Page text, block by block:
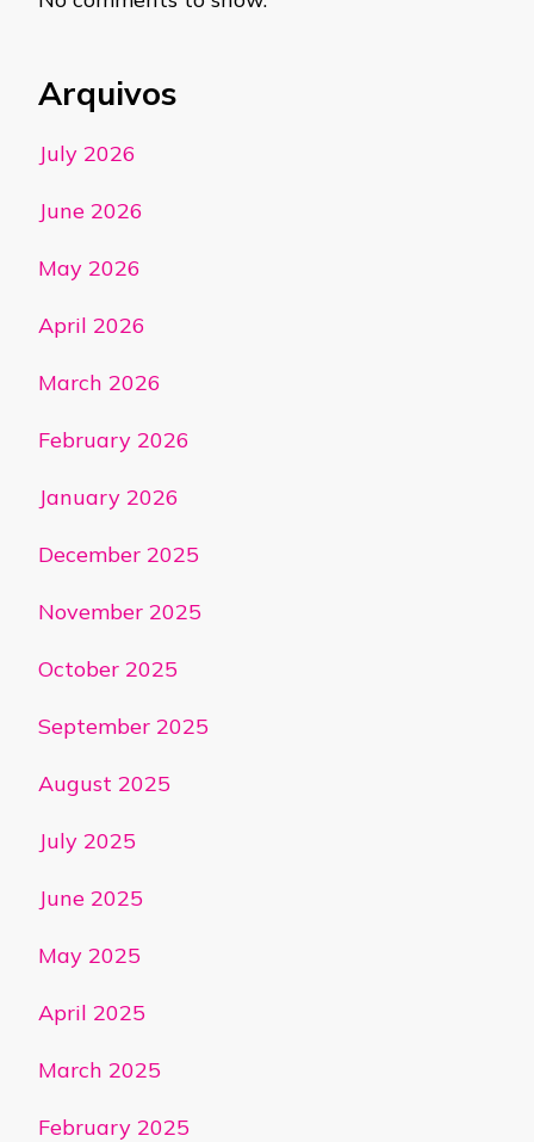
Arquivos
July 2026
June 2026
May 2026
April 2026
March 2026
February 2026
January 2026
December 2025
November 2025
October 2025
September 2025
August 2025
July 2025
June 2025
May 2025
April 2025
March 2025
February 2025